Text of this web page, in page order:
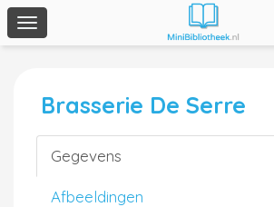
Toggle
navigation
Brasserie De Serre
Gegevens
Afbeeldingen